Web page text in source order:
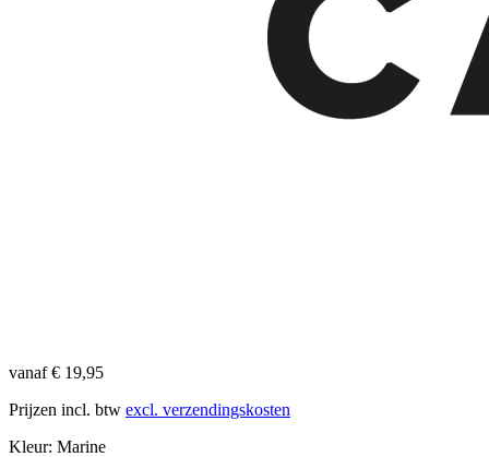
vanaf € 19,95
Prijzen incl. btw excl. verzendingskosten
Kleur: Marine